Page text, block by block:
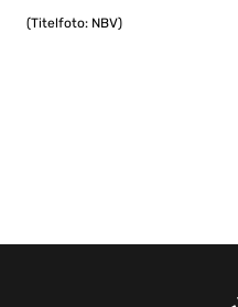
(Titelfoto: NBV)